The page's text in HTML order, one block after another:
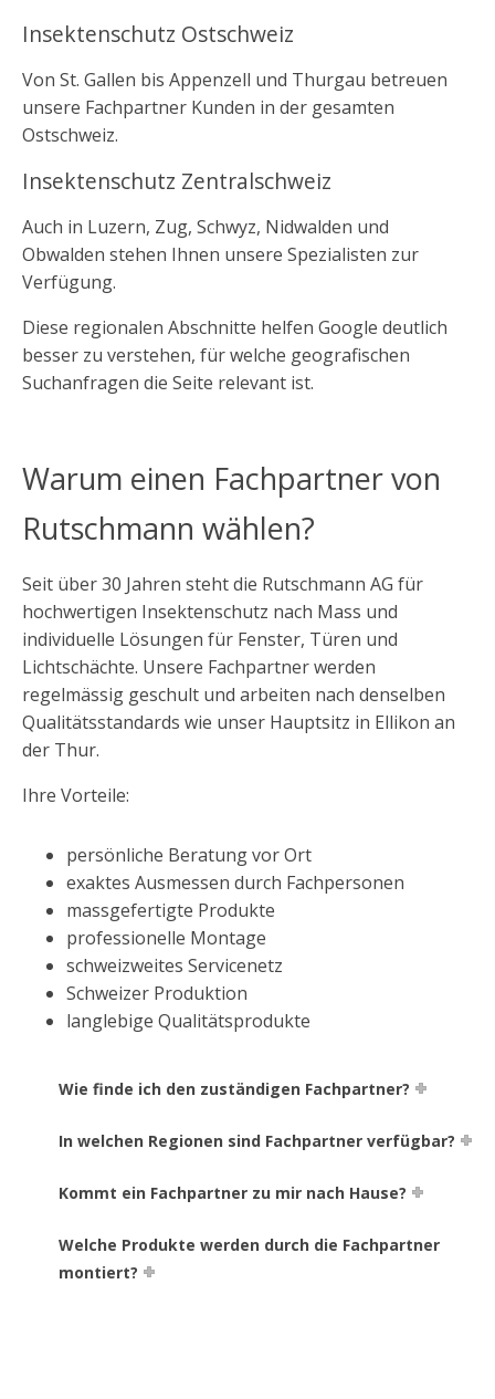
Insektenschutz Ostschweiz
Von St. Gallen bis Appenzell und Thurgau betreuen
unsere Fachpartner Kunden in der gesamten
Ostschweiz.
Insektenschutz Zentralschweiz
Auch in Luzern, Zug, Schwyz, Nidwalden und
Obwalden stehen Ihnen unsere Spezialisten zur
Verfügung.
Diese regionalen Abschnitte helfen Google deutlich
besser zu verstehen, für welche geografischen
Suchanfragen die Seite relevant ist.
Warum einen Fachpartner von
Rutschmann wählen?
Seit über 30 Jahren steht die Rutschmann AG für
hochwertigen Insektenschutz nach Mass und
individuelle Lösungen für Fenster, Türen und
Lichtschächte. Unsere Fachpartner werden
regelmässig geschult und arbeiten nach denselben
Qualitätsstandards wie unser Hauptsitz in Ellikon an
der Thur.
Ihre Vorteile:
persönliche Beratung vor Ort
exaktes Ausmessen durch Fachpersonen
massgefertigte Produkte
professionelle Montage
schweizweites Servicenetz
Schweizer Produktion
langlebige Qualitätsprodukte
Wie finde ich den zuständigen Fachpartner?
In welchen Regionen sind Fachpartner verfügbar?
Kommt ein Fachpartner zu mir nach Hause?
Welche Produkte werden durch die Fachpartner
montiert?